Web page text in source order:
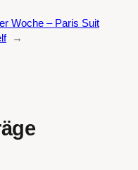
Woche – Paris Suit
→